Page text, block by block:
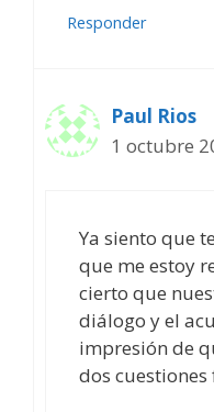
Responder
Paul Rios
1 octubre
Ya siento que
que me estoy
cierto que
diálogo y el
impresión de
dos